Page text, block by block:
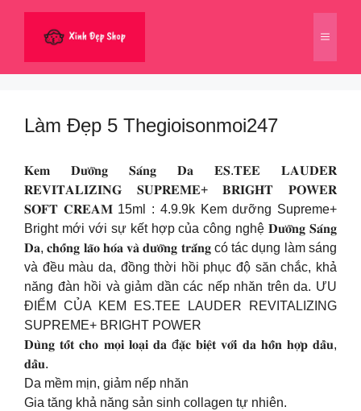
dung
Menu
Làm Đẹp 5 Thegioisonmoi247
𝐊𝐞𝐦 𝐃𝐮̛𝐨̛̃𝐧𝐠 𝐒𝐚́𝐧𝐠 𝐃𝐚 𝐄𝐒.𝐓𝐄𝐄 𝐋𝐀𝐔𝐃𝐄𝐑
𝐑𝐄𝐕𝐈𝐓𝐀𝐋𝐈𝐙𝐈𝐍𝐆 𝐒𝐔𝐏𝐑𝐄𝐌𝐄+ 𝐁𝐑𝐈𝐆𝐇𝐓 𝐏𝐎𝐖𝐄𝐑
𝐒𝐎𝐅𝐓 𝐂𝐑𝐄𝐀𝐌 15ml : 4.9.9k Kem dưỡng Supreme+
Bright mới với sự kết hợp của công nghệ 𝐃𝐮̛𝐨̛̃𝐧𝐠 𝐒𝐚́𝐧𝐠
𝐃𝐚, 𝐜𝐡𝐨̂́𝐧𝐠 𝐥𝐚̃𝐨 𝐡𝐨́𝐚 𝐯𝐚̀ 𝐝𝐮̛𝐨̛̃𝐧𝐠 𝐭𝐫𝐚̆́𝐧𝐠 có tác dụng làm sáng
và đều màu da, đồng thời hồi phục độ săn chắc, khả
năng đàn hồi và giảm dần các nếp nhăn trên da. ƯU
ĐIỂM CỦA KEM ES.TEE LAUDER REVITALIZING
SUPREME+ BRIGHT POWER
𝐃𝐮̀𝐧𝐠 𝐭𝐨̂́𝐭 𝐜𝐡𝐨 𝐦𝐨̣𝐢 𝐥𝐨𝐚̣𝐢 𝐝𝐚 đ𝐚̣̆𝐜 𝐛𝐢𝐞̣̂𝐭 𝐯𝐨̛́𝐢 𝐝𝐚 𝐡𝐨̂̃𝐧 𝐡𝐨̛̣𝐩 𝐝𝐚̂̀𝐮,
𝐝𝐚̂̀𝐮.
Da mềm mịn, giảm nếp nhăn
Gia tăng khả năng sản sinh collagen tự nhiên.